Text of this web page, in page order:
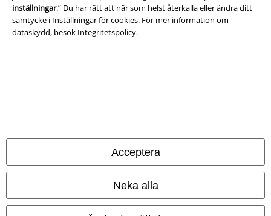
inställningar.” Du har rätt att när som helst återkalla eller ändra ditt
samtycke i Inställningar för cookies. För mer information om
dataskydd, besök Integritetspolicy.
Acceptera
Neka alla
Inställningar för cookies
EMP France
Mer information om EMP
EMP – Ditt alternativ för kläder och merch sedan